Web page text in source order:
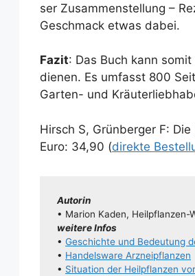
ser Zusam­men­stel­lung –
Geschmack etwas dabei.
Fazit: Das Buch kann
die­nen. Es umfasst 800
Gar­ten- und
Hirsch S, Grün­ber­ger F:
Euro: 34,90 (direk­te
Autorin
• Mari­on Kaden, Heil­pflan­­zen-
wei­te­re Infos
• Geschich­te und Bedeu­tung
• Han­dels­wa­re Arzneipflanzen
• Situa­ti­on der Heil­pflan­zen